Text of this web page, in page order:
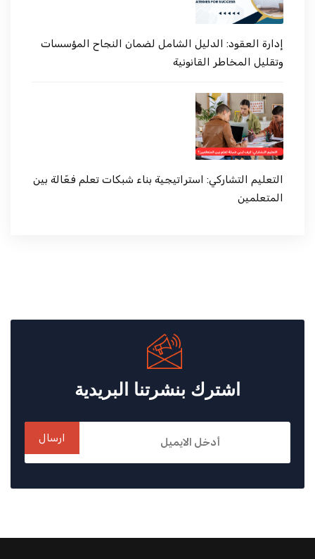
إدارة العقود: الدليل الشامل لضمان النجاح المؤسسات
وتقليل المخاطر القانونية
التعليم التشاركي: استراتيجية بناء شبكات تعلم فعّالة بين
المتعلمين
اشترك بنشرتنا البريدية
ارسال